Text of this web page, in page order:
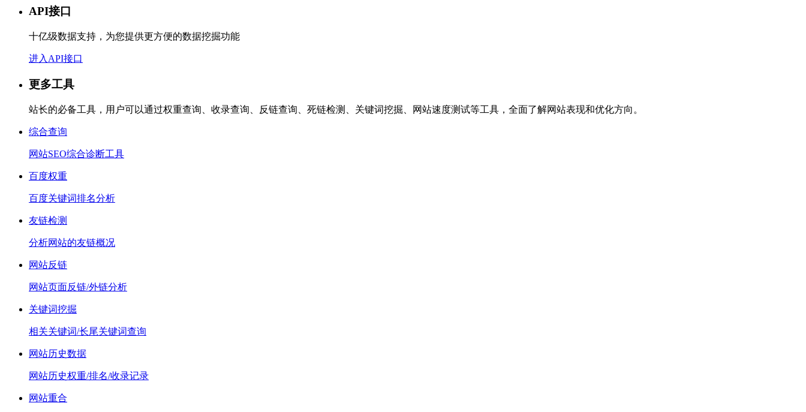
API接口
十亿级数据支持，为您提供更方便的数据挖掘功能
进入API接口
更多工具
站长的必备工具，用户可以通过权重查询、收录查询、反链查询、死链检测、关键词挖掘、网站速度测试等工具，全面了解网站表现和优化方向。
综合查询
网站SEO综合诊断工具
百度权重
百度关键词排名分析
友链检测
分析网站的友链概况
网站反链
网站页面反链/外链分析
关键词挖掘
相关关键词/长尾关键词查询
网站历史数据
网站历史权重/排名/收录记录
网站重合